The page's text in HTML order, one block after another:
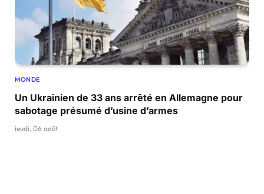
MONDE
Un Ukrainien de 33 ans arrêté en Allemagne pour
sabotage présumé d’usine d’armes
jeudi, 06 août